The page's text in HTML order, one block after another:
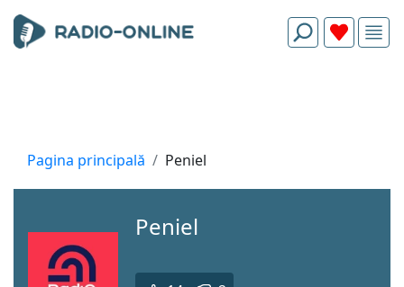
Pagina principală Peniel
Peniel